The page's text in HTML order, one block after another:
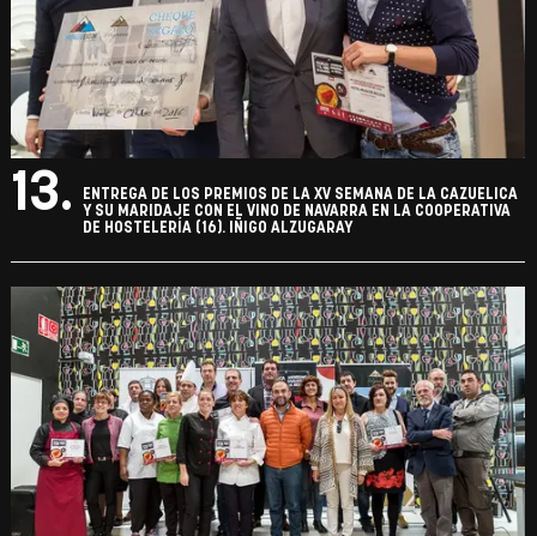
13.
ENTREGA DE LOS PREMIOS DE LA XV SEMANA DE LA CAZUELICA
Y SU MARIDAJE CON EL VINO DE NAVARRA EN LA COOPERATIVA
DE HOSTELERÍA (16). IÑIGO ALZUGARAY